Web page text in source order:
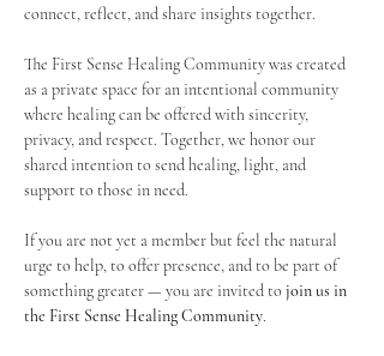
connect, reflect, and share insights together.
The First Sense Healing Community was created
as a private space for an intentional community
where healing can be offered with sincerity,
privacy, and respect. Together, we honor our
shared intention to send healing, light, and
support to those in need.
If you are not yet a member but feel the natural
urge to help, to offer presence, and to be part of
something greater — you are invited to join us in
the First Sense Healing Community.